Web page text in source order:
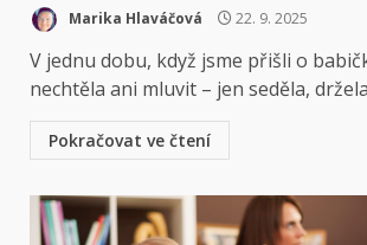
Marika Hlaváčová 22. 9. 2025
V jednu dobu, když jsme přišli o
nechtěla ani mluvit – jen seděla,
Pokračovat ve čtení